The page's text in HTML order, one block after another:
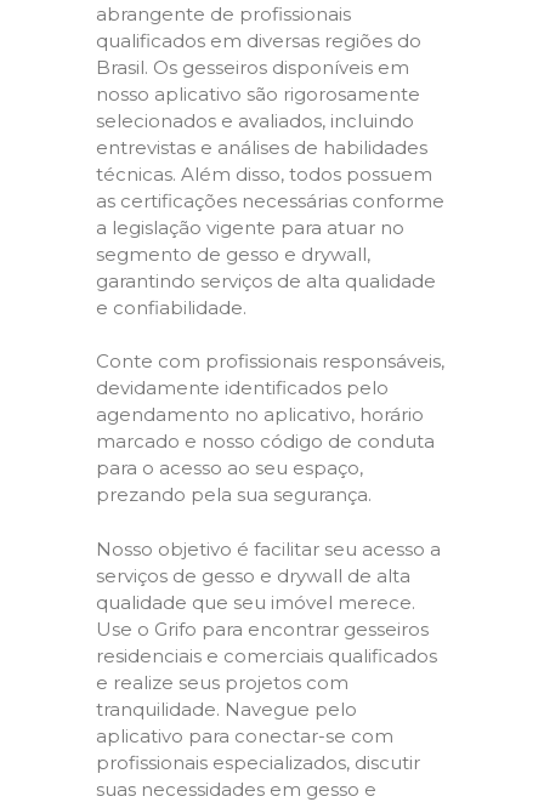
abrangente de profissionais
qualificados em diversas regiões do
Brasil. Os gesseiros disponíveis em
nosso aplicativo são rigorosamente
selecionados e avaliados, incluindo
entrevistas e análises de habilidades
técnicas. Além disso, todos possuem
as certificações necessárias conforme
a legislação vigente para atuar no
segmento de gesso e drywall,
garantindo serviços de alta qualidade
e confiabilidade.
Conte com profissionais responsáveis,
devidamente identificados pelo
agendamento no aplicativo, horário
marcado e nosso código de conduta
para o acesso ao seu espaço,
prezando pela sua segurança.
Nosso objetivo é facilitar seu acesso a
serviços de gesso e drywall de alta
qualidade que seu imóvel merece.
Use o Grifo para encontrar gesseiros
residenciais e comerciais qualificados
e realize seus projetos com
tranquilidade. Navegue pelo
aplicativo para conectar-se com
profissionais especializados, discutir
suas necessidades em gesso e